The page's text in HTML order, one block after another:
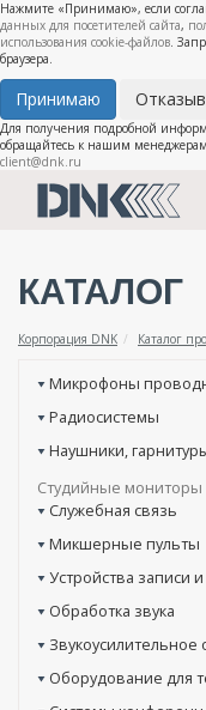
Нажмите «Принимаю», если
данных для посетителей сайта,
использования cookie-файлов.
браузера.
Принимаю
Для получения подробной
обращайтесь к нашим
client@dnk.ru
КАТАЛОГ
Корпорация DNK Каталог
Микрофоны
Радиосистемы
Наушники,
Студийные мониторы
Служебная связь
Микшерные пульты
Устройства записи
Обработка звука
Оборудование для